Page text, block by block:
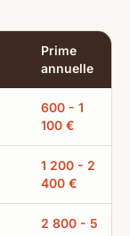
Prime
annuelle
600 - 1
100 €
1 200 - 2
400 €
2 800 - 5